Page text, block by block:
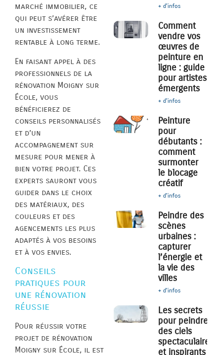
marché immobilier, ce
qui peut s’avérer être
un investissement
rentable à long terme.
En faisant appel à des
professionnels de la
rénovation Moigny sur
École, vous
bénéficierez de
conseils personnalisés
et d’un
accompagnement sur
mesure pour mener à
bien votre projet. Ces
experts sauront vous
guider dans le choix
des matériaux, des
couleurs et des
agencements les plus
adaptés à vos besoins
et à vos envies.
Conseils
pratiques pour
une rénovation
réussie
Pour réussir votre
projet de rénovation
Moigny sur École, il est
+ d'infos
Comment
vendre vos
œuvres de
peinture en
ligne : guide
pour artistes
émergents
+ d'infos
Peinture
pour
débutants :
comment
surmonter
le blocage
créatif
+ d'infos
Peindre des
scènes
urbaines :
capturer
l’énergie et
la vie des
villes
+ d'infos
Les secrets
pour peindre
des ciels
spectaculaires
et inspirants